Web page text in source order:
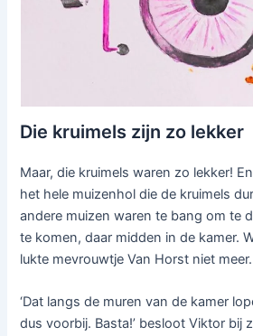
Die kruimels zijn zo lekker
Maar, die kruimels waren zo lekker!
het hele muizenhol die de kruimels
andere muizen waren te bang om te
te komen, daar midden in de kamer.
lukte mevrouwtje Van Horst niet meer.
‘Dat langs de muren van de kamer
dus voorbij. Basta!’ besloot Viktor bij